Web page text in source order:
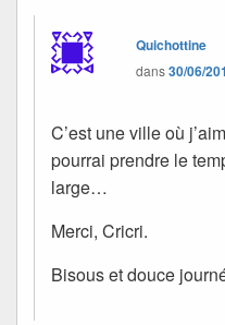
Quichottine
dans30/06/
C’est une ville où
pourrai prendre le
large…
Merci, Cricri.
Bisous et douce